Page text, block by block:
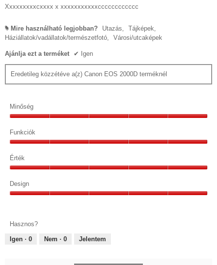
Xxxxxxxxxcxxxx x xxxxxxxxxxxcccccccccccc
# Mire használható legjobban? Utazás,
Tájképek,
Háziállatok/vadállatok/természetfotó,
Városi/utcaképek
Ajánlja ezt a terméket ✔ Igen
Eredetileg közzétéve a(z) Canon EOS 2000D terméknél
Minőség
5/5
Funkciók
5/5
Érték
5/5
Design
Hasznos?
Igen · 0 Nem · 0 Jelentem